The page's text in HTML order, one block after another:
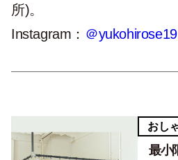
所)。
Instagram： ＠yukohirose19
おし
最小